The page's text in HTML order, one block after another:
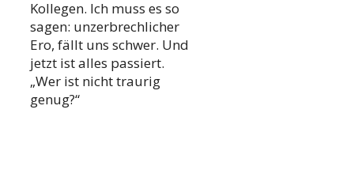
Kollegen. Ich muss es so
sagen: unzerbrechlicher
Ero, fällt uns schwer. Und
jetzt ist alles passiert.
„Wer ist nicht traurig
genug?“